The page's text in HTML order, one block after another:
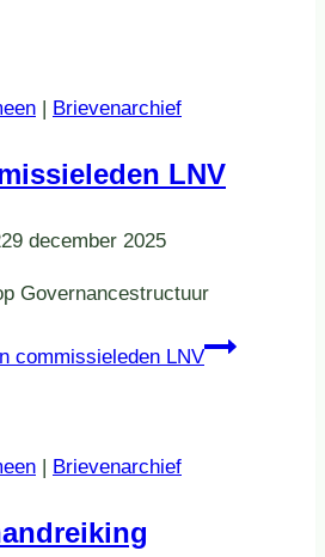
| Brievenarchief
LNV
9 december 2025
Governancestructuur
commissieleden LNV
| Brievenarchief